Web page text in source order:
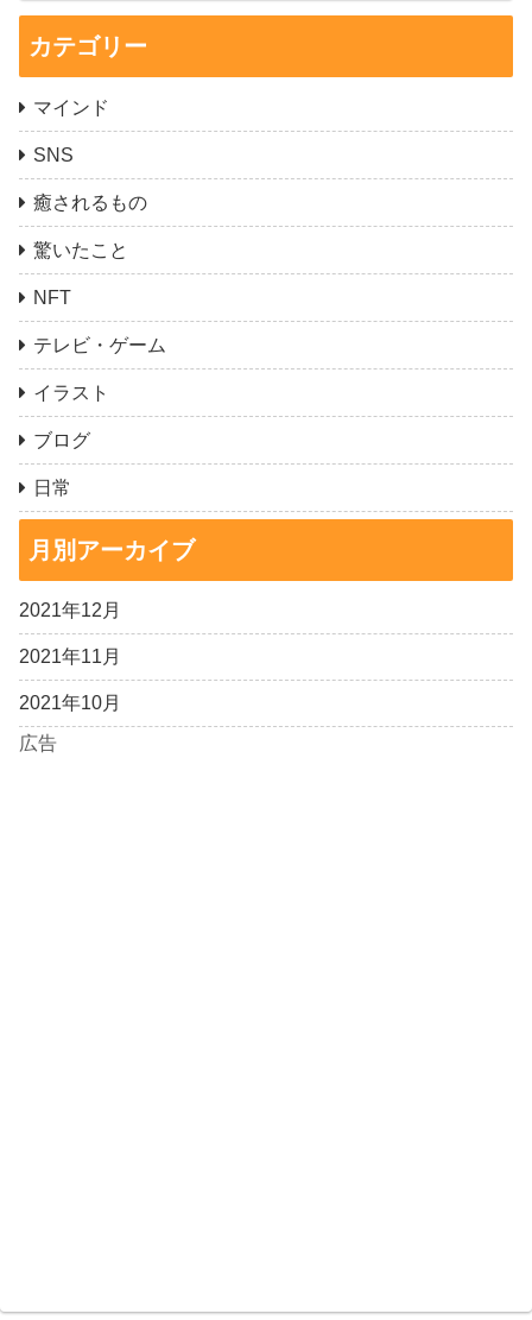
カテゴリー
マインド
SNS
癒されるもの
驚いたこと
NFT
テレビ・ゲーム
イラスト
ブログ
日常
月別アーカイブ
2021年12月
2021年11月
2021年10月
広告